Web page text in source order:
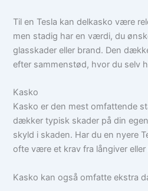
Til en Tesla kan delkasko være
men stadig har en værdi, du
glasskader eller brand. Den
efter sammenstød, hvor du selv
Kasko
Kasko er den mest omfattende
dækker typisk skader på din
skyld i skaden. Har du en nyere
ofte være et krav fra långiver eller
Kasko kan også omfatte ekstra